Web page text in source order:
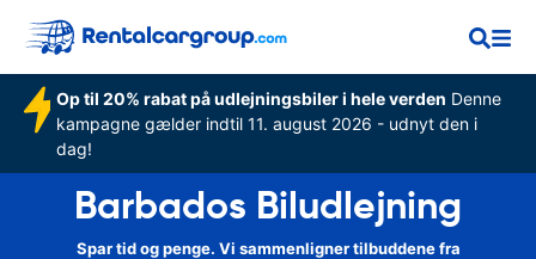
Op til 20% rabat på udlejningsbiler i hele verden Denne
kampagne gælder indtil 11. august 2026 - udnyt den i
dag!
Barbados Biludlejning
Spar tid og penge. Vi sammenligner tilbuddene fra